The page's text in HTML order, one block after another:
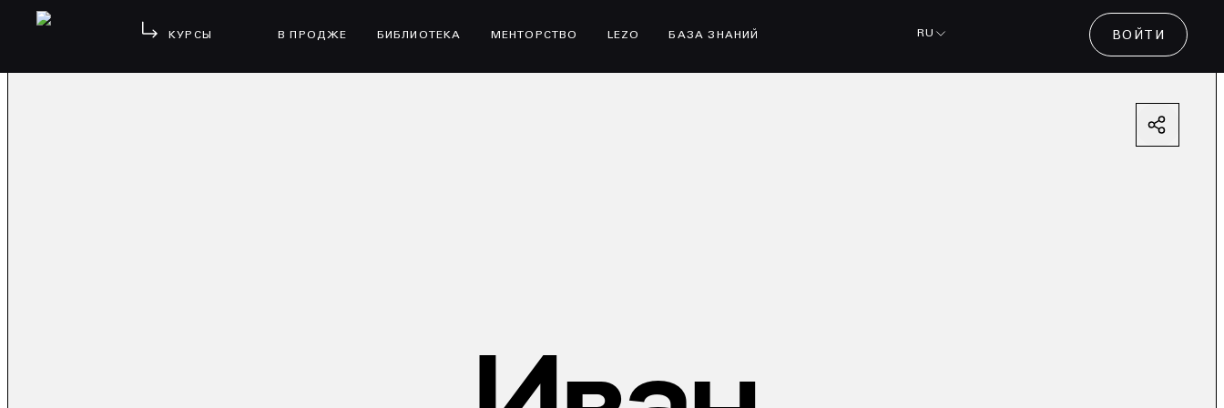
КУРСЫ В ПРОДЖЕ БИБЛИОТЕКА МЕНТОРСТВО LEZO БАЗА ЗНАНИЙ RU ВОЙТИ